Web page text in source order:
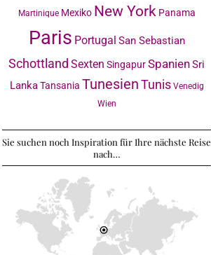
Martinique Mexiko New York Panama
Paris Portugal San Sebastian
Schottland Sexten SingapurSpanienSri
Lanka Tansania TunesienTunis Venedig
Wien
Sie suchen noch Inspiration für Ihre nächste Reise
nach…